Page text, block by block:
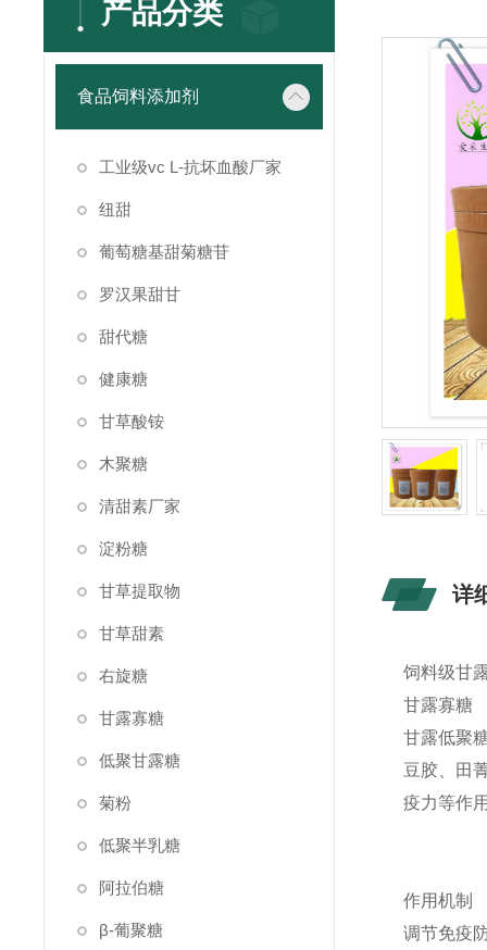
产品分类
食品饲料添加剂
工业级vc L-抗坏血酸厂家
纽甜
葡萄糖基甜菊糖苷
罗汉果甜甘
甜代糖
健康糖
甘草酸铵
木聚糖
清甜素厂家
淀粉糖
甘草提取物
甘草甜素
右旋糖
甘露寡糖
低聚甘露糖
菊粉
低聚半乳糖
阿拉伯糖
β-葡聚糖
详
饲料级甘
甘露寡糖
甘露低聚
豆胶、田
疫力等作
作用机制
调节免疫